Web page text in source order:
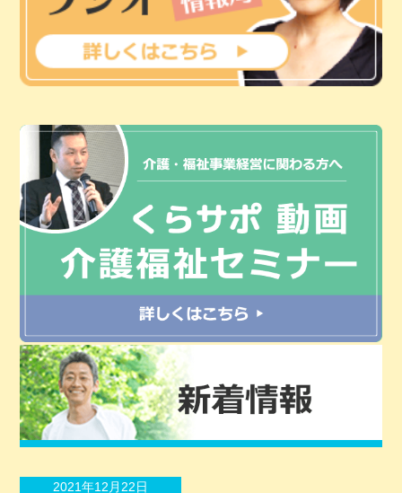
2021年12月22日